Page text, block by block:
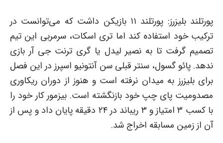
پورتلند بلیزرز: پورتلند ۱۱ بازیکن داشت که می‌توانست در
ترکیب خود استفاده کند اما تری اسکات، سرمربی این تیم
تصمیم گرفت تا به نصیر لیدل یا گری ترنت جی آر بازی
ندهد. پائو گسول، سنتر قبلی سن آنتونیو اسپرز در این فصل
برای بلیزرز به میدان نرفته است و هنوز از دوران ریکاوری
مصدومیت پای چپ خود بازنگشته است. بیزمور کار خود را
با کسب ۳ امتیاز و ۳ ریباند در ۲۴ دقیقه پایان داد و پس از
آن از زمین مسابقه اخراج شد.